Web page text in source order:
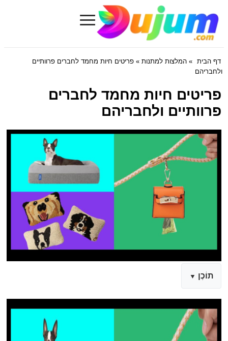
Dujum.com
≡
דף הבית » המלצות למתנות » פריטים חיות מחמד לחברים פרוותיים
ולחבריהם
פריטים חיות מחמד לחברים
פרוותיים ולחבריהם
תוֹכֶן